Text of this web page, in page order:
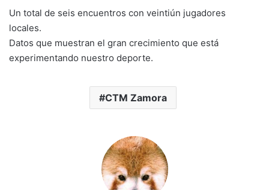
Un total de seis encuentros con veintiún jugadores
locales.
Datos que muestran el gran crecimiento que está
experimentando nuestro deporte.
CTM Zamora